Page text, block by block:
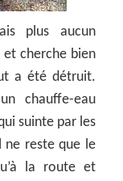
plus aucun
et cherche bien
a été détruit.
chauffe-eau
suinte par les
ne reste que le
la route et